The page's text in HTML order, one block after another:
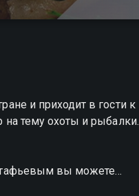
и приходит в гости к
на тему охоты и рыбалки.
вы можете